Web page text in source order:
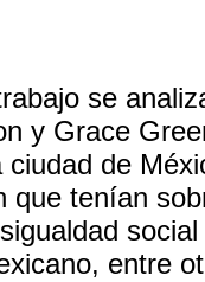
se
y Grace
ciudad de
que tenían
entre